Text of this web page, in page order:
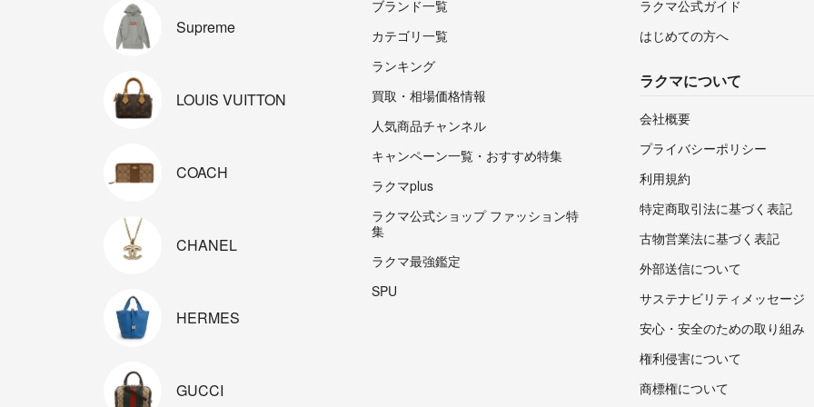
Supreme
LOUIS VUITTON
COACH
CHANEL
HERMES
GUCCI
ブランド一覧
カテゴリ一覧
ランキング
買取・相場価格情報
人気商品チャンネル
キャンペーン一覧・おすすめ特集
ラクマplus
ラクマ公式ショップ ファッション特
集
ラクマ最強鑑定
SPU
ラクマ公式ガイド
はじめての方へ
ラクマについて
会社概要
プライバシーポリシー
利用規約
特定商取引法に基づく表記
古物営業法に基づく表記
外部送信について
サステナビリティメッセージ
安心・安全のための取り組み
権利侵害について
商標権について